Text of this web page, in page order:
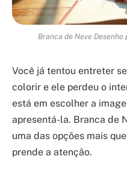
Branca de Neve
Você já tentou entreter
colorir e ele perdeu o
está em escolher a
apresentá-la. Branca de
uma das opções mais
prende a atenção.